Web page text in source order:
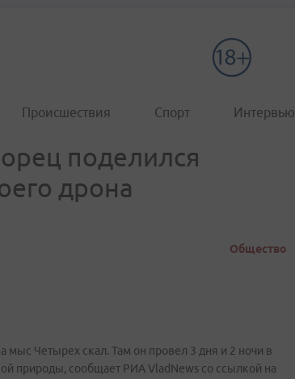
Происшествия Спорт Интервью
поделился
дрона
Общество
мыс Четырех скал. Там он провел 3 дня и 2 ночи в
природы, сообщает РИА VladNews со ссылкой на